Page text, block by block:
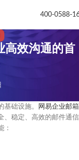
400-0588-
高效沟通的首
础设施。
网易企业邮箱
、稳定、高效的邮件通信
：